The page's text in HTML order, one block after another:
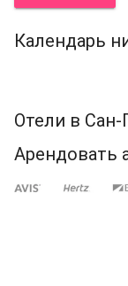
Календарь
Отели в Сан-
Арендовать